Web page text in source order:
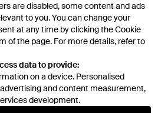
are disabled, some content and ads
to you. You can change your
at any time by clicking the Cookie
of the page. For more details, refer to
data to provide:
on a device. Personalised
and content measurement,
development.